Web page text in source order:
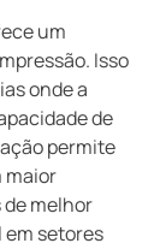
um
Isso
onde a
de
permite
maior
melhor
em setores